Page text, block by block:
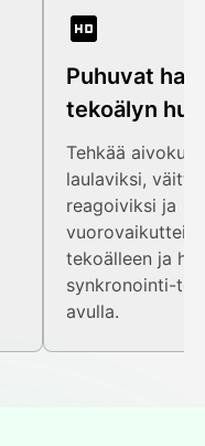
Puhuvat
tekoälyn
Tehkää
laulaviksi,
reagoiviksi ja
tekoälleen ja
synkronointi-
avulla.